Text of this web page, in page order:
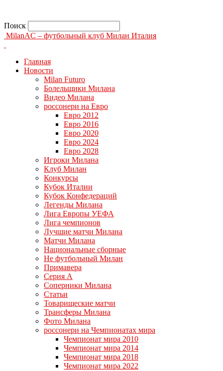
Поиск
MilanAC – футбольный клуб Милан Италия
Главная
Новости
Milan Futuro
Болельщики Милана
Видео Милана
россонери на Евро
Евро 2012
Евро 2016
Евро 2020
Евро 2024
Евро 2028
Игроки Милана
Клуб Милан
Конкурсы
Кубок Италии
Кубок Конфедераций
Легенды Милана
Лига Европы УЕФА
Лига чемпионов
Лучшие матчи Милана
Матчи Милана
Национальные сборные
Не футбольный Милан
Примавера
Серия А
Соперники Милана
Статьи
Товарищеские матчи
Трансферы Милана
Фото Милана
россонери на Чемпионатах мира
Чемпионат мира 2010
Чемпионат мира 2014
Чемпионат мира 2018
Чемпионат мира 2022